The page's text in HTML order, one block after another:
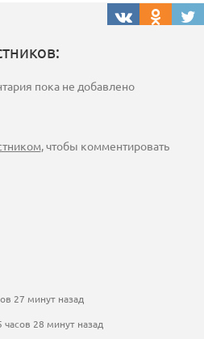
пока не добавлено
, чтобы комментировать
27 минут назад
28 минут назад